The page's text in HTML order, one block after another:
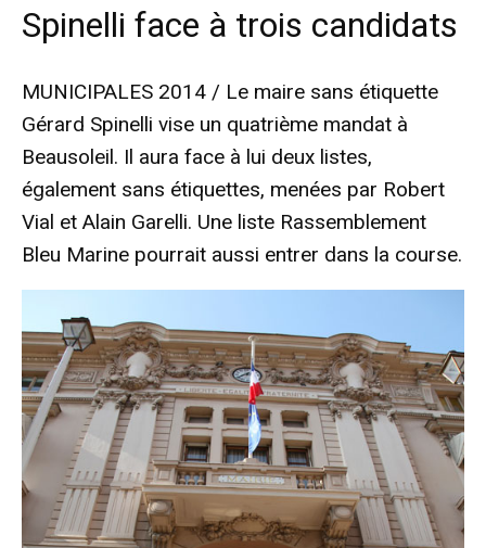
Spinelli face à trois candidats
MUNICIPALES 2014 / Le maire sans étiquette
Gérard Spinelli vise un quatrième mandat à
Beausoleil. Il aura face à lui deux listes,
également sans étiquettes, menées par Robert
Vial et Alain Garelli. Une liste Rassemblement
Bleu Marine pourrait aussi entrer dans la course.